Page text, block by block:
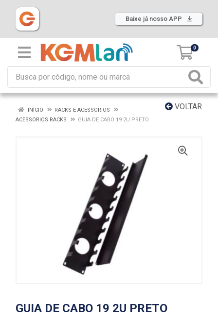
Baixe já nosso APP
0
VOLTAR
INÍCIO
RACKS E ACESSORIOS
ACESSORIOS RACKS
GUIA DE CABO 19 2U PRETO
GUIA DE CABO 19 2U PRETO